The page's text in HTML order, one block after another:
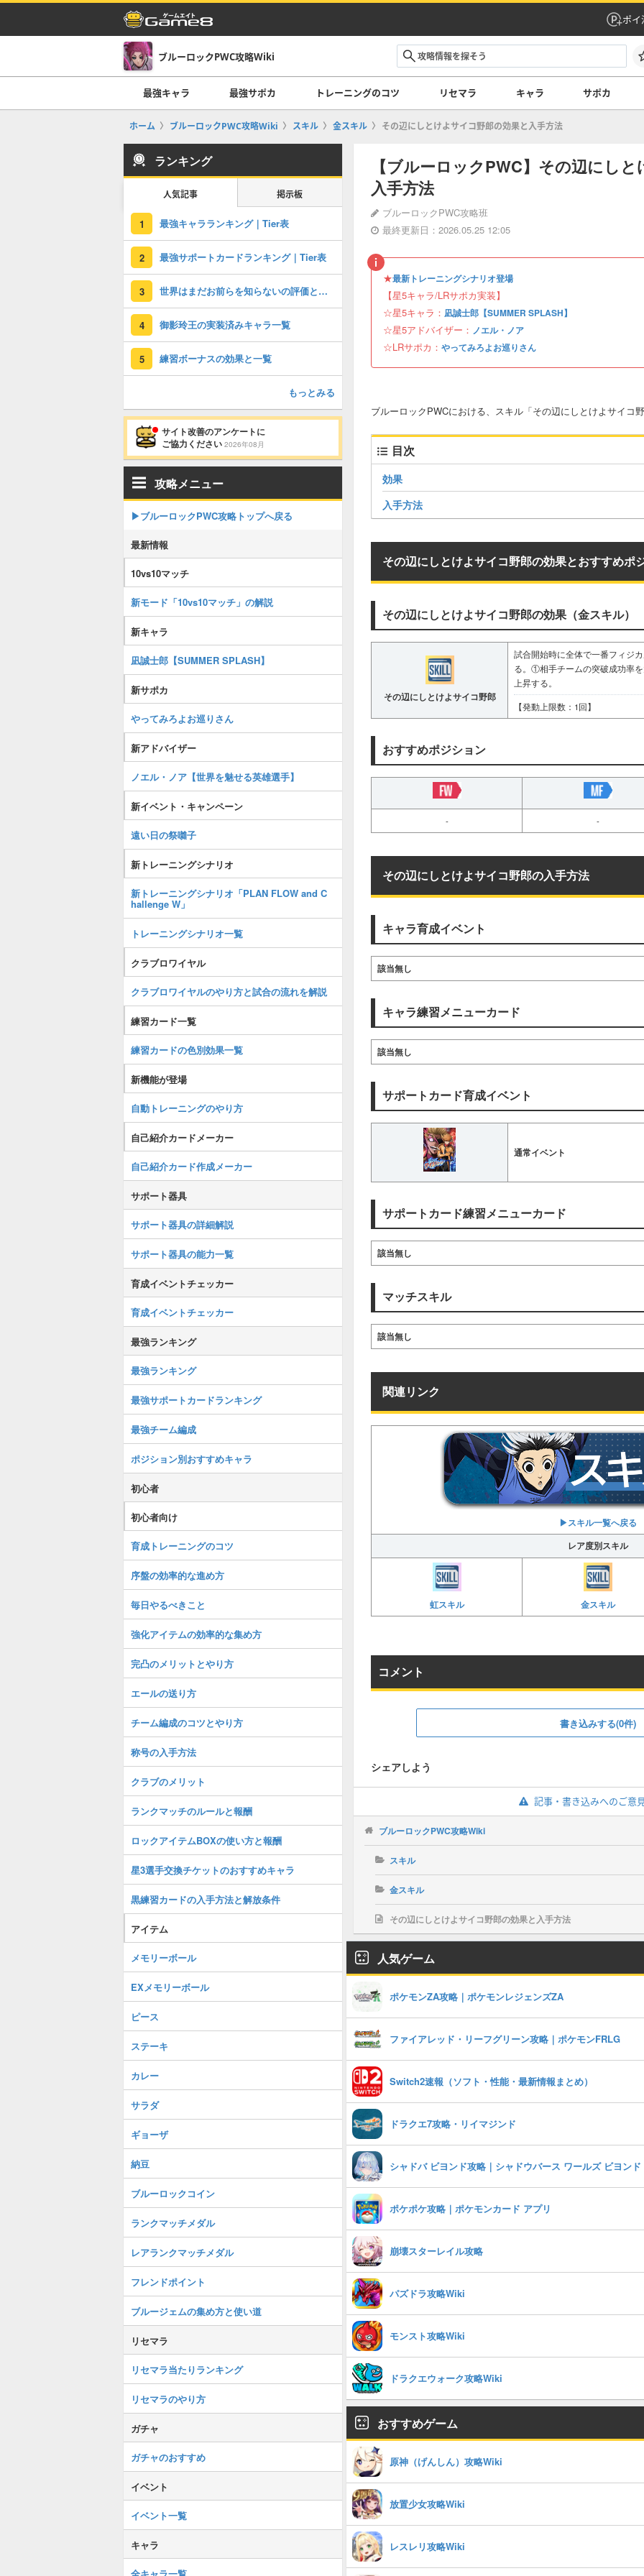
ポイ
ブルーロックPWC攻略Wiki
最強キャラ 最強サポカ トレーニングのコツ リセマラ キャラ サポカ
ホーム ブルーロックPWC攻略Wiki スキル 金スキル その辺にしとけよサイコ野郎の効果と入手方法
【ブルーロックPWC】その辺にし
入手方法
ブルーロックPWC攻略班
最終更新日：2026.05.25 12:05
★最新トレーニングシナリオ登場
【星5キャラ/LRサポカ実装】
☆星5キャラ： 凪誠士郎【SUMMER SPLASH】
☆星5アドバイザー： ノエル・ノア
☆LRサポカ： やってみろよお巡りさん
ブルーロックPWCにおける、スキル「その辺にしとけよサイコ
目次
効果
入手方法
その辺にしとけよサイコ野郎の効果とおすすめポ
その辺にしとけよサイコ野郎の効果（金スキル）
その辺にしとけよサイコ野郎
試合開始時に全体で一番フィジ
る。①相手チームの突破成功率
上昇する。
【発動上限数：1回】
おすすめポジション
- -
その辺にしとけよサイコ野郎の入手方法
キャラ育成イベント
該当無し
キャラ練習メニューカード
該当無し
サポートカード育成イベント
通常イベント
サポートカード練習メニューカード
該当無し
マッチスキル
該当無し
関連リンク
▶︎スキル一覧へ戻る
レア度別スキル
虹スキル 金スキル
コメント
書き込みする(0件)
シェアしよう
記事・書き込みへのご意
ブルーロックPWC攻略Wiki
スキル
金スキル
その辺にしとけよサイコ野郎の効果と入手方法
人気ゲーム
ポケモンZA攻略｜ポケモンレジェンズZA
ファイアレッド・リーフグリーン攻略｜ポケモンFRLG
Switch2速報（ソフト・性能・最新情報まとめ）
ドラクエ7攻略・リイマジンド
シャドバ ビヨンド攻略｜シャドウバース ワールズ ビヨンド
ポケポケ攻略｜ポケモンカード アプリ
崩壊スターレイル攻略
パズドラ攻略Wiki
モンスト攻略Wiki
ドラクエウォーク攻略Wiki
おすすめゲーム
原神（げんしん）攻略Wiki
放置少女攻略Wiki
レスレリ攻略Wiki
ランキング
人気記事 掲示板
1 最強キャラランキング｜Tier表
2 最強サポートカードランキング｜Tier表
3 世界はまだお前らを知らないの評価とサポート能力
4 御影玲王の実装済みキャラ一覧
5 練習ボーナスの効果と一覧
もっとみる
サイト改善のアンケートに
ご協力ください 2026年08月
攻略メニュー
▶︎ブルーロックPWC攻略トップへ戻る
最新情報
10vs10マッチ
新モード「10vs10マッチ」の解説
新キャラ
凪誠士郎【SUMMER SPLASH】
新サポカ
やってみろよお巡りさん
新アドバイザー
ノエル・ノア【世界を魅せる英雄選手】
新イベント・キャンペーン
遠い日の祭囃子
新トレーニングシナリオ
新トレーニングシナリオ「PLAN FLOW and C
hallenge W」
トレーニングシナリオ一覧
クラブロワイヤル
クラブロワイヤルのやり方と試合の流れを解説
練習カード一覧
練習カードの色別効果一覧
新機能が登場
自動トレーニングのやり方
自己紹介カードメーカー
自己紹介カード作成メーカー
サポート器具
サポート器具の詳細解説
サポート器具の能力一覧
育成イベントチェッカー
育成イベントチェッカー
最強ランキング
最強ランキング
最強サポートカードランキング
最強チーム編成
ポジション別おすすめキャラ
初心者
初心者向け
育成トレーニングのコツ
序盤の効率的な進め方
毎日やるべきこと
強化アイテムの効率的な集め方
完凸のメリットとやり方
エールの送り方
チーム編成のコツとやり方
称号の入手方法
クラブのメリット
ランクマッチのルールと報酬
ロックアイテムBOXの使い方と報酬
星3選手交換チケットのおすすめキャラ
黒練習カードの入手方法と解放条件
アイテム
メモリーボール
EXメモリーボール
ピース
ステーキ
カレー
サラダ
ギョーザ
納豆
ブルーロックコイン
ランクマッチメダル
レアランクマッチメダル
フレンドポイント
ブルージェムの集め方と使い道
リセマラ
リセマラ当たりランキング
リセマラのやり方
ガチャ
ガチャのおすすめ
イベント
イベント一覧
キャラ